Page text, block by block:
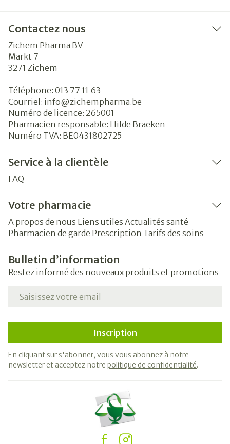
Contactez nous
Zichem Pharma BV
Markt 7
3271 Zichem
Téléphone: 013 77 11 63
Courriel: info@zichempharma.be
Numéro de licence: 265001
Pharmacien responsable: Hilde Braeken
Numéro TVA: BE0431802725
Service à la clientèle
FAQ
Votre pharmacie
A propos de nous Liens utiles Actualités santé
Pharmacien de garde Prescription Tarifs des soins
Bulletin d’information
Restez informé des nouveaux produits et promotions
Adresse mail
Inscription
En cliquant sur s'abonner, vous vous abonnez à notre
newsletter et acceptez notre politique de confidentialité.